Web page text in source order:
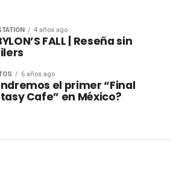
4 años ago
FALL | Reseña sin
6 años ago
el primer “Final
Cafe” en México?